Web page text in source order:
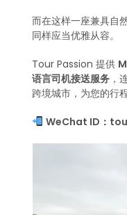
而在这样一座兼具自
同样应当优雅从容。
Tour Passion 提供
语言司机接送服务 ，
跨境城市，为您的行
WeChat ID：